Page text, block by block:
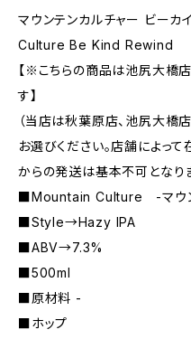
マウンテンカルチャー ビーカ
Culture Be Kind Rewind
【※こちらの商品は池尻大橋
す】
（当店は秋葉原店、池尻大橋
お選びください。店舗によっ
からの発送は基本不可となり
■Mountain Culture -マウン
■Style→Hazy IPA
■ABV→7.3%
■500ml
■原材料 -
■ホップ